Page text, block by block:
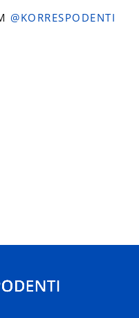
@KORRESPODENTI